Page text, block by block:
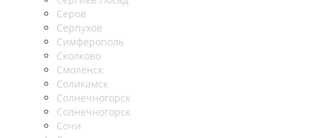
Серов
Серпухов
Симферополь
Сколково
Смоленск
Соликамск
Солнечногорск
Солнечногорск
Сочи